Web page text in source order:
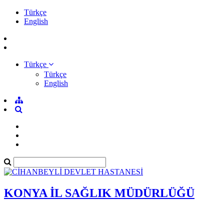
Türkçe
English
Türkçe
Türkçe
English
KONYA İL SAĞLIK MÜDÜRLÜĞÜ